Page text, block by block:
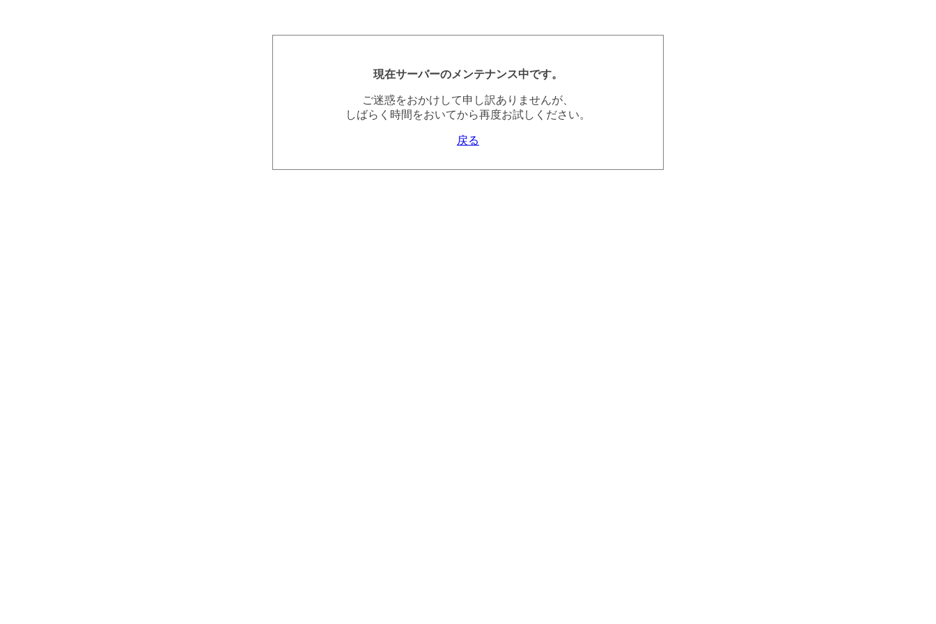
現在サーバーのメンテナンス中です。
ご迷惑をおかけして申し訳ありませんが、
しばらく時間をおいてから再度お試しください。
戻る